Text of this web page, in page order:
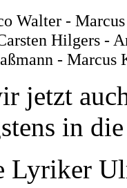
Walter -
Hilgers -
-
jetzt
in
Lyriker